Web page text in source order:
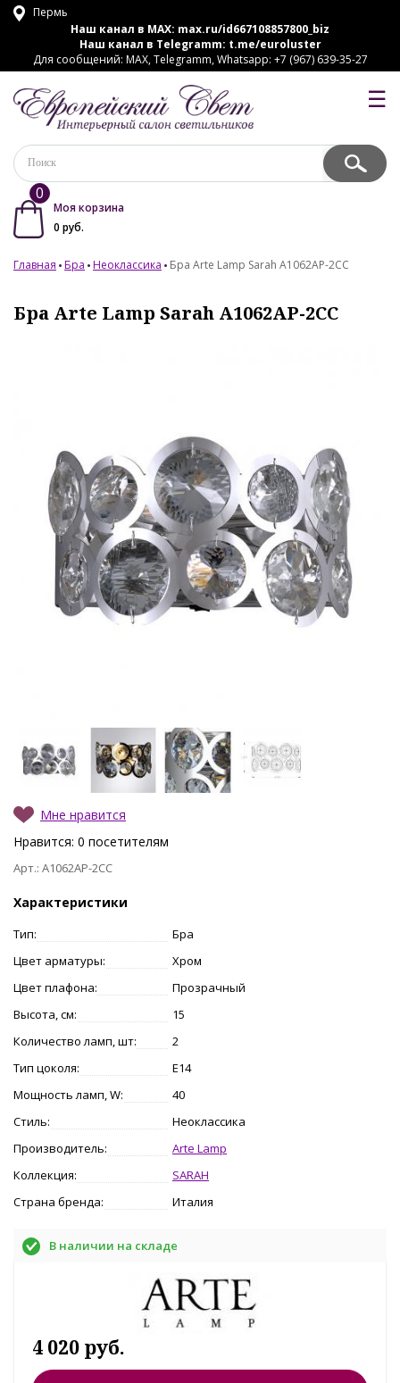
Пермь
Наш канал в MAX: max.ru/id667108857800_biz
Наш канал в Telegramm: t.me/euroluster
Для сообщений: MAX, Telegramm, Whatsapp: +7 (967) 639-35-27
☰
0
Моя корзина
0 руб.
Главная Бра Неоклассика Бра Arte Lamp Sarah A1062AP-2CC
Бра Arte Lamp Sarah A1062AP-2CC
Мне нравится
Нравится: 0 посетителям
Арт.: A1062AP-2CC
Характеристики
Тип:
Бра
Цвет арматуры:
Хром
Цвет плафона:
Прозрачный
Высота, см:
15
Количество ламп, шт:
2
Тип цоколя:
E14
Мощность ламп, W:
40
Стиль:
Неоклассика
Производитель:
Arte Lamp
Коллекция:
SARAH
Страна бренда:
Италия
В наличии на складе
4 020 руб.